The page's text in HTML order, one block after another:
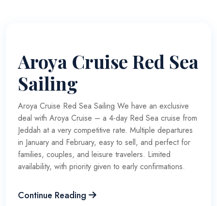
Aroya Cruise Red Sea
Sailing
Aroya Cruise Red Sea Sailing We have an exclusive
deal with Aroya Cruise – a 4-day Red Sea cruise from
Jeddah at a very competitive rate. Multiple departures
in January and February, easy to sell, and perfect for
families, couples, and leisure travelers. Limited
availability, with priority given to early confirmations.
Continue Reading